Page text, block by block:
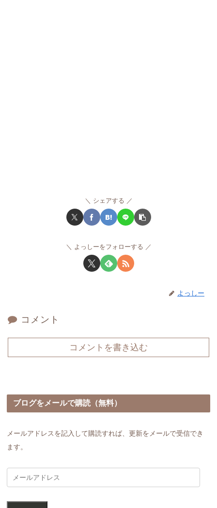
シェアする
よっしーをフォローする
よっしー
コメント
コメントを書き込む
ブログをメールで購読（無料）
メールアドレスを記入して購読すれば、更新をメールで受信でき
ます。